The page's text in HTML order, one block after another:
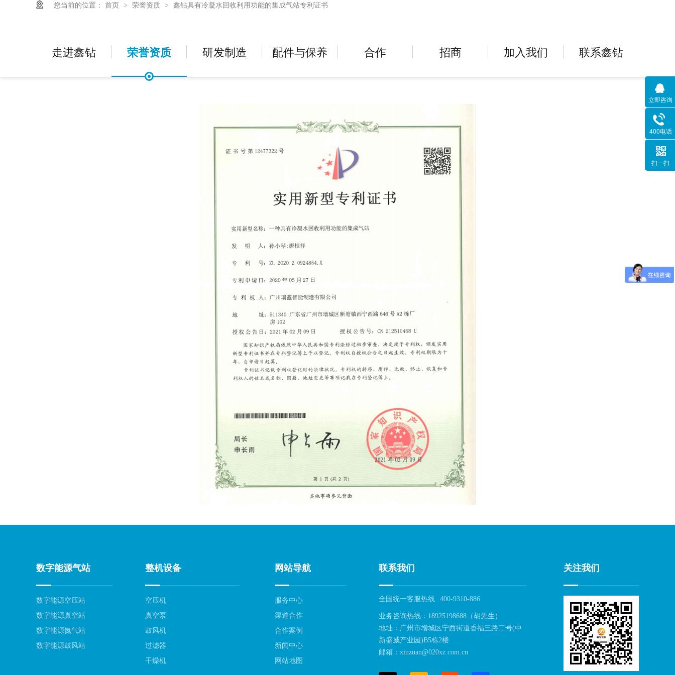
您当前的位置： 首页 > 荣誉资质 > 鑫钻具有冷凝水回收利用功能的集成气站专利证书
走进鑫钻 荣誉资质 研发制造 配件与保养 合作 招商 加入我们 联系鑫钻
数字能源气站
数字能源空压站
数字能源真空站
数字能源氮气站
数字能源鼓风站
整机设备
空压机
真空泵
鼓风机
过滤器
干燥机
网站导航
服务中心
渠道合作
合作案例
新闻中心
网站地图
联系我们
全国统一客服热线 400-9310-886
业务咨询热线：18925198688（胡先生）
地址：广州市增城区宁西街道香福三路二号(中
新盛威产业园)B5栋2楼
邮箱：xinzuan@020xz.com.cn
关注我们
立即咨询
400电话
扫一扫